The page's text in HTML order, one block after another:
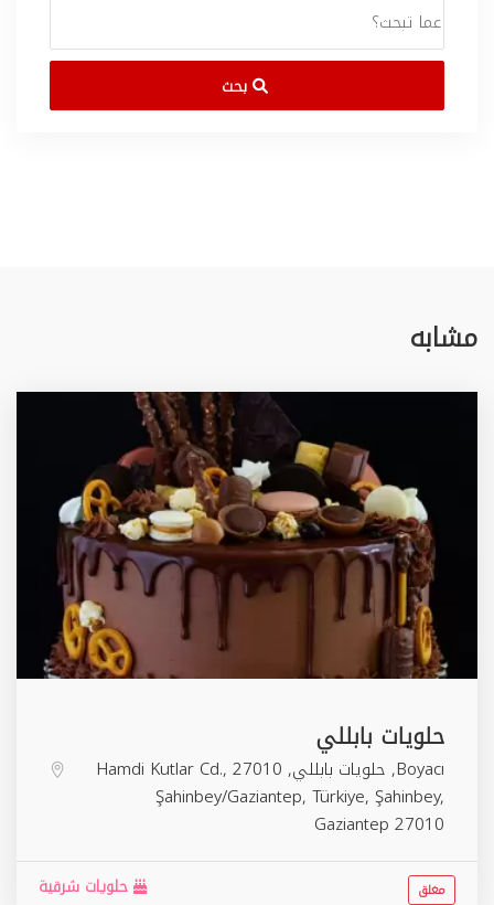
بحث
مشابه
حلويات بابللي
Boyacı, حلويات بابللي, Hamdi Kutlar Cd., 27010
Şahinbey/Gaziantep, Türkiye, Şahinbey,
Gaziantep 27010
حلويات شرقية مغلق